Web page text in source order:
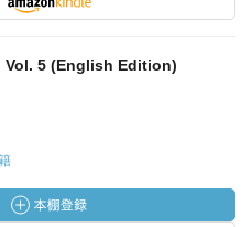
Vol. 5 (English Edition)